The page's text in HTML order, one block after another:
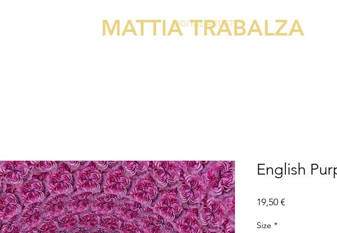
MATTIA TRABALZA
DIGITAL ARTIST
English
19,50 €
Size *